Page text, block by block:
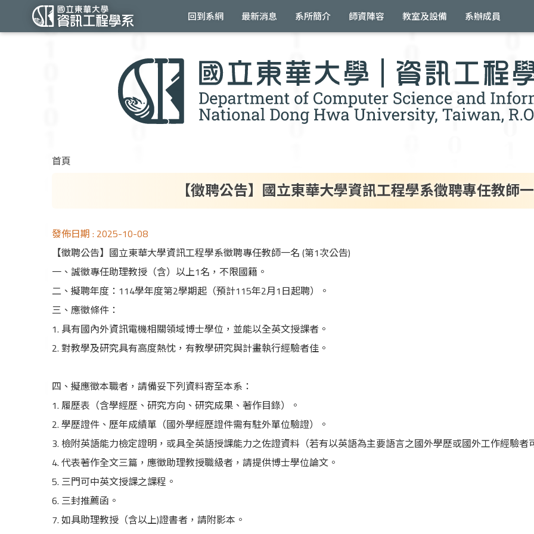
回到系網 最新消息 系所簡介 師資陣容 教室及設備 系辦成員
首頁
【徵聘公告】國立東華大學資訊工程學系徵聘專任教師
發佈日期 : 2025-10-08
【徵聘公告】國立東華大學資訊工程學系徵聘專任教師一名 (第1次公告)
一、誠徵專任助理教授（含）以上1名，不限國籍。
二、擬聘年度：114學年度第2學期起（預計115年2月1日起聘）。
三、應徵條件：
1. 具有國內外資訊電機相關領域博士學位，並能以全英文授課者。
2. 對教學及研究具有高度熱忱，有教學研究與計畫執行經驗者佳。
四、擬應徵本職者，請備妥下列資料寄至本系：
1. 履歷表（含學經歷、研究方向、研究成果、著作目錄）。
2. 學歷證件、歷年成績單（國外學經歷證件需有駐外單位驗證）。
3. 檢附英語能力檢定證明，或具全英語授課能力之佐證資料（若有以英語為主要語言之國外學歷或國外工作經驗者
4. 代表著作全文三篇，應徵助理教授職級者，請提供博士學位論文。
5. 三門可中英文授課之課程。
6. 三封推薦函。
7. 如具助理教授（含以上)證書者，請附影本。